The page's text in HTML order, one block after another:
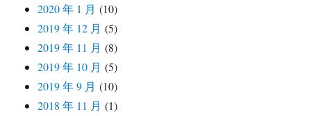
2020 年 1 月 (10)
2019 年 12 月 (5)
2019 年 11 月 (8)
2019 年 10 月 (5)
2019 年 9 月 (10)
2018 年 11 月 (1)